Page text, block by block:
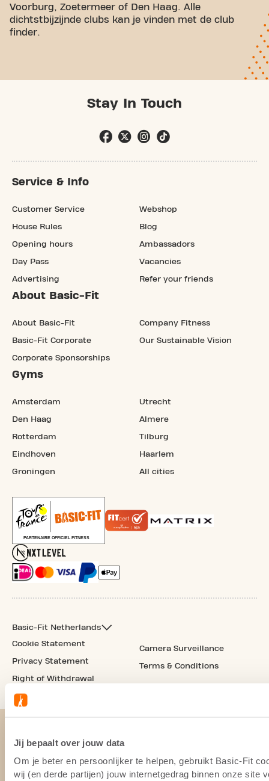
Jij bepaalt over jouw data
Om je beter en persoonlijker te helpen, gebruikt Basic-Fit
wij (en derde partijen) jouw internetgedrag binnen onze site
Voorburg, Zoetermeer of Den Haag. Alle
dichtstbijzijnde clubs kan je vinden met de club
finder.
Stay In Touch
Service & Info
Customer Service
House Rules
Opening hours
Day Pass
Advertising
Webshop
Blog
Ambassadors
Vacancies
Refer your friends
About Basic-Fit
About Basic-Fit
Basic-Fit Corporate
Corporate Sponsorships
Company Fitness
Our Sustainable Vision
Gyms
Amsterdam
Den Haag
Rotterdam
Eindhoven
Groningen
Utrecht
Almere
Tilburg
Haarlem
All cities
Basic-Fit Netherlands
Cookie Statement
Privacy Statement
Right of Withdrawal
Camera Surveillance
Terms & Conditions